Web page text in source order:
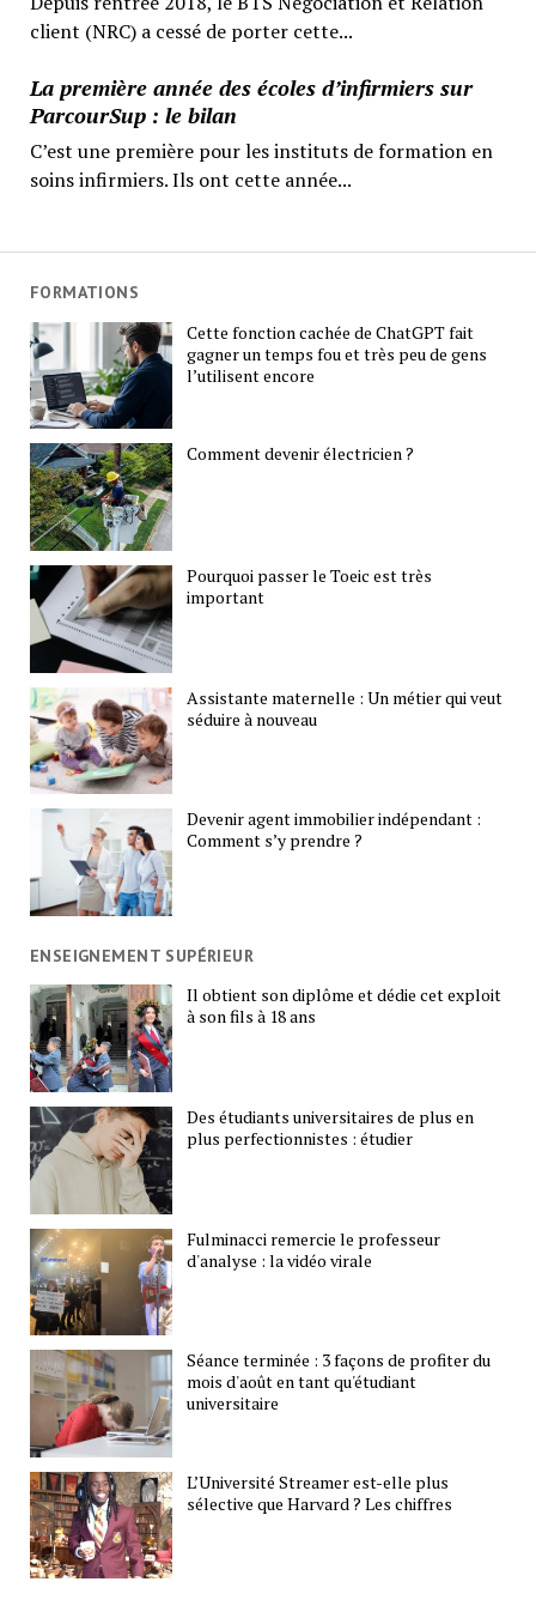
client (NRC) a cessé de porter cette...
La première année des écoles d’infirmiers sur
ParcourSup : le bilan
C’est une première pour les instituts de formation en
soins infirmiers. Ils ont cette année...
FORMATIONS
Cette fonction cachée de ChatGPT fait
gagner un temps fou et très peu de gens
l’utilisent encore
Comment devenir électricien ?
Pourquoi passer le Toeic est très
important
Assistante maternelle : Un métier qui veut
séduire à nouveau
Devenir agent immobilier indépendant :
Comment s’y prendre ?
ENSEIGNEMENT SUPÉRIEUR
Il obtient son diplôme et dédie cet exploit
à son fils à 18 ans
Des étudiants universitaires de plus en
plus perfectionnistes : étudier
Fulminacci remercie le professeur
d'analyse : la vidéo virale
Séance terminée : 3 façons de profiter du
mois d'août en tant qu'étudiant
universitaire
L’Université Streamer est-elle plus
sélective que Harvard ? Les chiffres